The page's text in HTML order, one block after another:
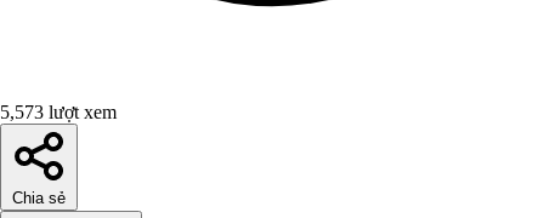
5,573 lượt xem
Chia sẻ